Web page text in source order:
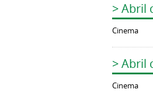
> Abril
Cinema
> Abril
Cinema